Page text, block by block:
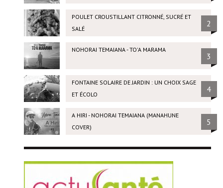
POULET CROUSTILLANT CITRONNÉ, SUCRÉ ET
SALÉ
2
NOHORAI TEMAIANA - TO'A MARAMA
3
FONTAINE SOLAIRE DE JARDIN : UN CHOIX SAGE
ET ÉCOLO
4
A HIRI - NOHORAI TEMAIANA (MANAHUNE
COVER)
5